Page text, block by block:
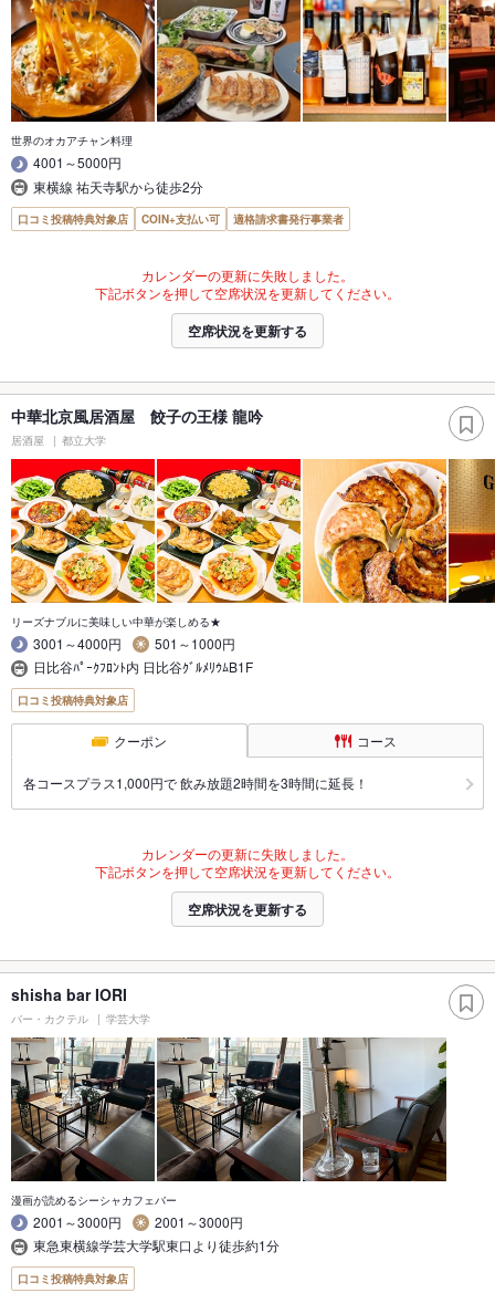
世界のオカアチャン料理
4001～5000円
東横線 祐天寺駅から徒歩2分
口コミ投稿特典対象店 COIN+支払い可 適格請求書発行事業者
カレンダーの更新に失敗しました。
下記ボタンを押して空席状況を更新してください。
空席状況を更新する
中華北京風居酒屋 餃子の王様 龍吟
居酒屋 都立大学
リーズナブルに美味しい中華が楽しめる★
3001～4000円
501～1000円
日比谷ﾊﾟｰｸﾌﾛﾝﾄ内 日比谷ｸﾞﾙﾒﾘｳﾑB1F
口コミ投稿特典対象店
クーポン コース
各コースプラス1,000円で 飲み放題2時間を3時間に延長！
カレンダーの更新に失敗しました。
下記ボタンを押して空席状況を更新してください。
空席状況を更新する
shisha bar IORI
バー・カクテル 学芸大学
漫画が読めるシーシャカフェバー
2001～3000円
2001～3000円
東急東横線学芸大学駅東口より徒歩約1分
口コミ投稿特典対象店